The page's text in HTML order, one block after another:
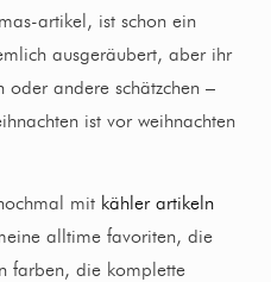
artikel, ist schon ein
ausgeräubert, aber ihr
andere schätzchen –
ist vor weihnachten
mit kähler artikeln
alltime favoriten, die
farben, die komplette